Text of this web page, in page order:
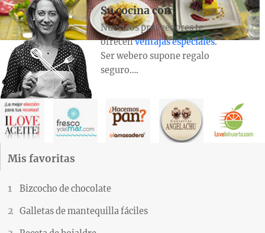
Su cocina con
Nuestros proveedores te
ofrecenventajas especiales.
Ser webero supone regalo
seguro….
Mis favoritas
Bizcocho de chocolate
Galletas de mantequilla fáciles